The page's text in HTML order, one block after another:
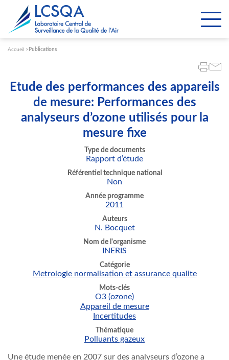
Accueil Publications
Etude des performances des appareils
de mesure: Performances des
analyseurs d’ozone utilisés pour la
mesure fixe
Type de documents
Rapport d’étude
Référentiel technique national
Non
Année programme
2011
Auteurs
N. Bocquet
Nom de l'organisme
INERIS
Catégorie
Metrologie normalisation et assurance qualite
Mots-clés
O3 (ozone)
Appareil de mesure
Incertitudes
Thématique
Polluants gazeux
Une étude menée en 2007 sur des analyseurs d’ozone a
Paramétrer les cookies